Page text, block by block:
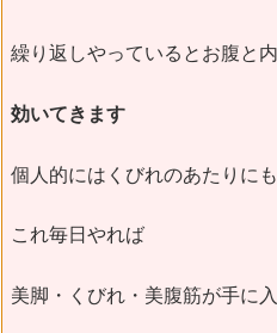
繰り返しやっているとお腹と
効いてきます
個人的にはくびれのあたりに
これ毎日やれば
美脚・くびれ・美腹筋が手に